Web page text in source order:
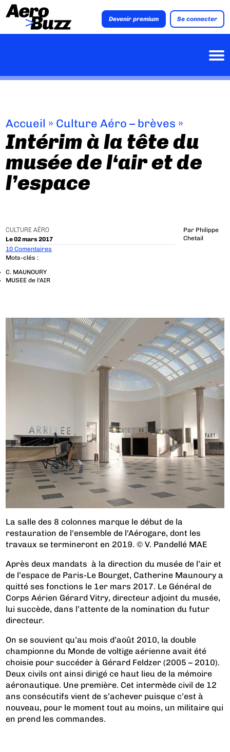
Devenir premium Se connecter
Accueil » Culture Aéro – brèves »
Intérim à la tête du
musée de l‘air et de
l’espace
CULTURE AÉRO
Le 02 mars 2017
Par Philippe
Chetail
10 Comentaires
Mots-clés :
C. MAUNOURY
MUSEE de l'AIR
La salle des 8 colonnes marque le début de la
restauration de l'ensemble de l'Aérogare, dont les
travaux se termineront en 2019. © V. Pandellé MAE
Après deux mandats à la direction du musée de l’air et
de l’espace de Paris-Le Bourget, Catherine Maunoury a
quitté ses fonctions le 1er mars 2017. Le Général de
Corps Aérien Gérard Vitry, directeur adjoint du musée,
lui succède, dans l’attente de la nomination du futur
directeur.
On se souvient qu’au mois d’août 2010, la double
championne du Monde de voltige aérienne avait été
choisie pour succéder à Gérard Feldzer (2005 – 2010).
Deux civils ont ainsi dirigé ce haut lieu de la mémoire
aéronautique. Une première. Cet intermède civil de 12
ans consécutifs vient de s’achever puisque c’est à
nouveau, pour le moment tout au moins, un militaire qui
en prend les commandes.